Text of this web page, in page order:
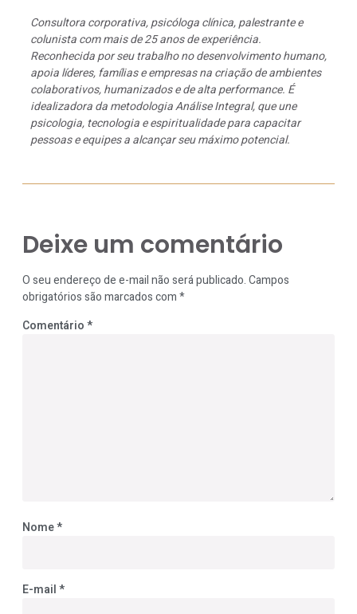
Consultora corporativa, psicóloga clínica, palestrante e
colunista com mais de 25 anos de experiência.
Reconhecida por seu trabalho no desenvolvimento humano,
apoia líderes, famílias e empresas na criação de ambientes
colaborativos, humanizados e de alta performance. É
idealizadora da metodologia Análise Integral, que une
psicologia, tecnologia e espiritualidade para capacitar
pessoas e equipes a alcançar seu máximo potencial.
Deixe um comentário
O seu endereço de e-mail não será publicado.Campos
obrigatórios são marcados com*
Comentário*
Nome*
E-mail*